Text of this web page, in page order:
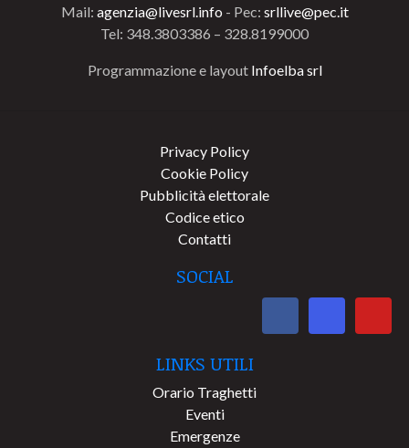
Mail: agenzia@livesrl.info - Pec: srllive@pec.it
Tel: 348.3803386 – 328.8199000
Programmazione e layout Infoelba srl
Privacy Policy
Cookie Policy
Pubblicità elettorale
Codice etico
Contatti
SOCIAL
LINKS UTILI
Orario Traghetti
Eventi
Emergenze